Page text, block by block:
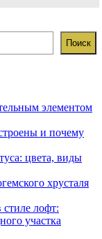
Поиск
элементом
и почему
цвета, виды
хрусталя
лофт:
участка